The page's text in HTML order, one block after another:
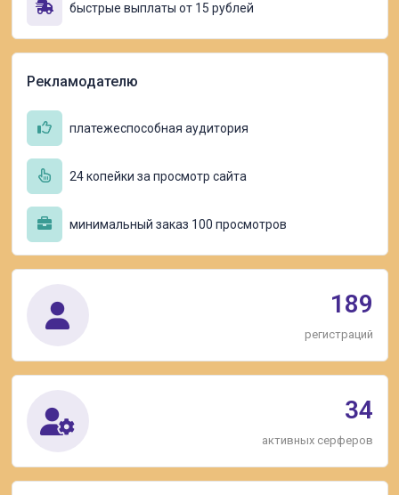
быстрые выплаты от 15 рублей
Рекламодателю
платежеспособная аудитория
24 копейки за просмотр сайта
минимальный заказ 100 просмотров
189
регистраций
34
активных серферов